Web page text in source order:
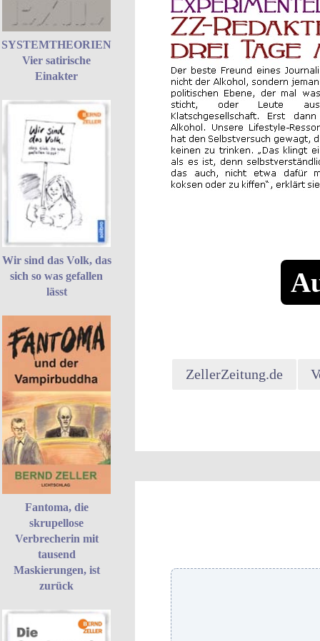
SYSTEMTHEORIEN
Vier satirische
Einakter
Wir sind das Volk, das
sich so was gefallen
lässt
Fantoma, die
skrupellose
Verbrecherin mit
tausend
Maskierungen, ist
zurück
ZellerZeitung.de